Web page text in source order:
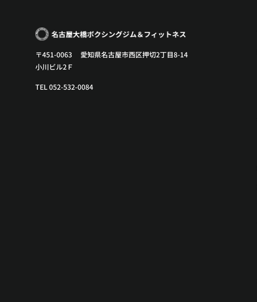
〒451-0063 愛知県名古屋市西区押切2丁目8-14
小川ビル2Ｆ
TEL 052-532-0084